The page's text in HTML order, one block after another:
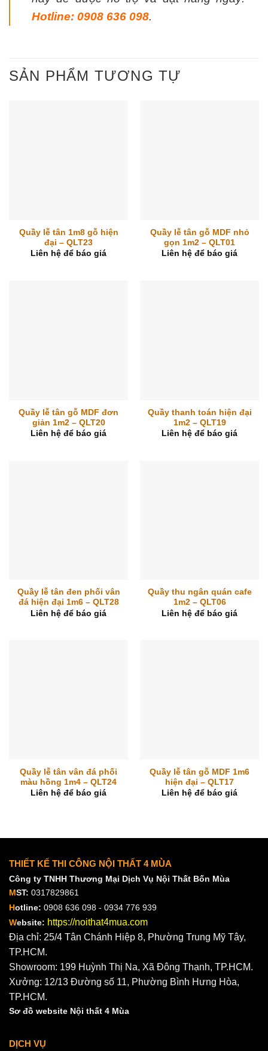
Hotline: 0908 636 098.
SẢN PHẨM TƯƠNG TỰ
Quầy lễ tân 1m8 gỗ hiện
đại – QLT23
Liên hệ để báo giá
Quầy lễ tân gỗ MDF nhỏ
gọn 1m2 – QLT01
Liên hệ để báo giá
Quầy lễ tân gỗ MDF đơn
giản 1m2 – QLT20
Liên hệ để báo giá
Quầy thanh toán hiện đại
1m2 – QLT19
Liên hệ để báo giá
Quầy lễ tân đen phối vân
đá hiện đại 1m6 – QLT28
Liên hệ để báo giá
Quầy thu ngân quán cafe
1m2 – QLT06
Liên hệ để báo giá
Quầy lễ tân vân đá phối
màu hồng 1m4 – QLT24
Liên hệ để báo giá
Quầy lễ tân gỗ MDF 1m6
hiện đại – QLT17
Liên hệ để báo giá
THIẾT KẾ THI CÔNG NỘI THẤT 4 MÙA
Công ty TNHH Thương Mại Dịch Vụ Nội Thất Bốn Mùa
MST: 0317829861
Hotline: 0908 636 098 - 0934 776 939
Website: https://noithat4mua.com
Địa chỉ: 25/4 Tân Chánh Hiệp 8, Phường Trung Mỹ Tây,
TP.HCM.
Showroom: 199 Huỳnh Thị Na, Xã Đông Thạnh, TP.HCM.
Xưởng: 12/13 Đường số 11, Phường Bình Hưng Hòa,
TP.HCM.
Sơ đồ website Nội thất 4 Mùa
DỊCH VỤ